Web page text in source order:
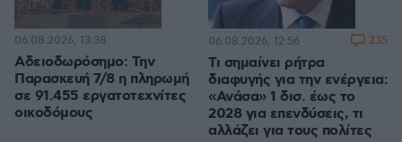
Αδειοδωρόσημο: Την
Παρασκευή 7/8 η πληρωμή
σε 91.455 εργατοτεχνίτες
οικοδόμους
06.08.2026, 13:38
Τι σημαίνει ρήτρα
διαφυγής για την ενέργεια:
«Ανάσα» 1 δισ. έως το
2028 για επενδύσεις, τι
αλλάζει για τους πολίτες
06.08.2026, 12:56 235